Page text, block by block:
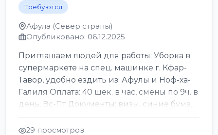
Требуются
Афула (Север страны)
Опубликовано: 06.12.2025
Приглашаем людей для работы: Уборка в
супермаркете на спец. машинке г. Кфар-
Тавор, удобно ездить из: Афулы и Ноф-ха-
Галиля Оплата: 40 шек. в час, смены по 9ч. в
день, Вс-Пт Документы: визы, синие бума...
29 просмотров